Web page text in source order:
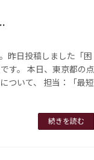
昨日投稿しました「困
す。 本日、東京都の点
ついて、 担当：「最短
続きを読む